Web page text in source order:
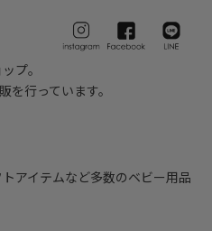
プ。
を行っています。
アイテムなど多数のベビー用品